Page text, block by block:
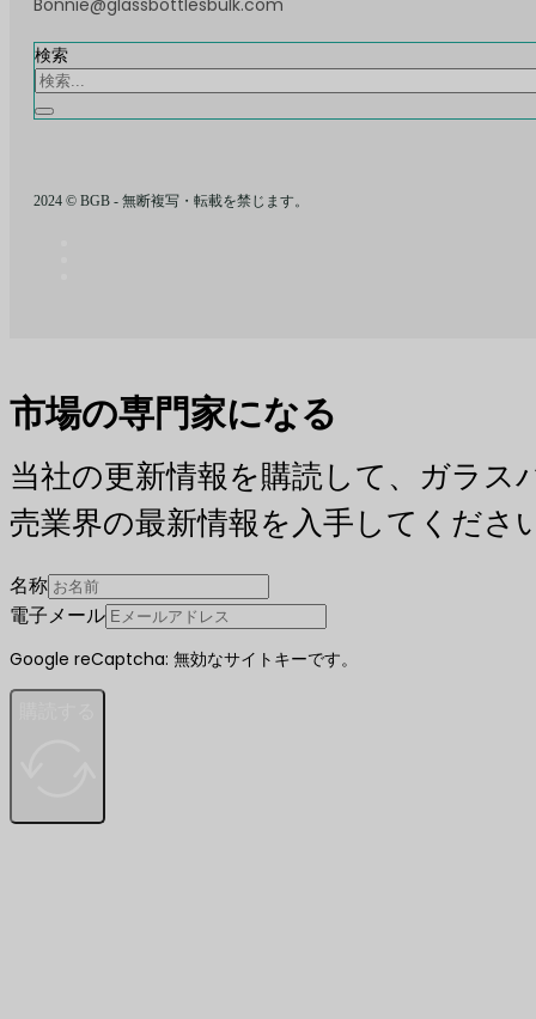
検索
2024 © BGB - 無断複写・転載を禁じます。
市場の専門家になる
当社の更新情報を購読して、ガラス
売業界の最新情報を入手してくださ
名称
電子メール
Google reCaptcha: 無効なサイトキーです。